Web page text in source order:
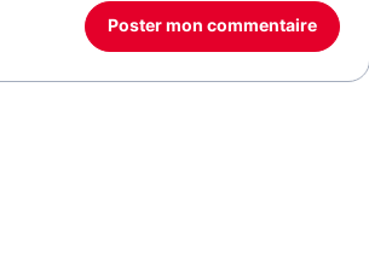
Poster mon commentaire